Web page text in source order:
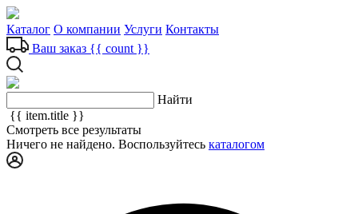
Каталог О компании Услуги Контакты
Ваш заказ {{ count }}
Найти
{{ item.title }}
Смотреть все результаты
Ничего не найдено. Воспользуйтесь каталогом